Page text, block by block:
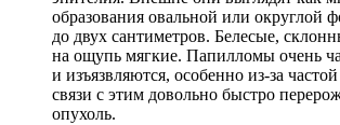
образования овальной или округлой
до двух сантиметров. Белесые,
на ощупь мягкие. Папилломы очень
и изъязвляются, особенно из-за
связи с этим довольно быстро
опухоль.